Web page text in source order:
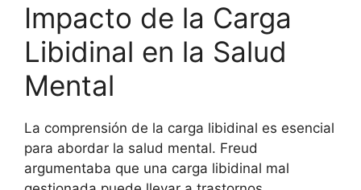
Impacto de la Carga
Libidinal en la Salud
Mental
La comprensión de la carga libidinal es esencial
para abordar la salud mental. Freud
argumentaba que una carga libidinal mal